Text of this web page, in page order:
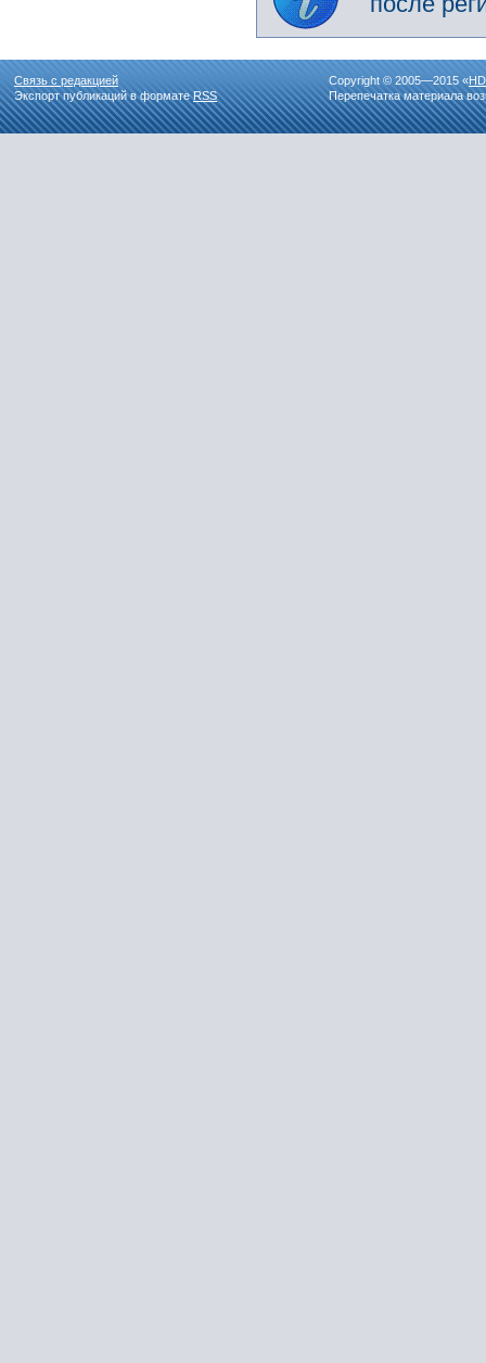
Связь с редакцией
Экспорт публикаций в форматеRSS
Copyright © 2005—2015 «
Перепечатка материала